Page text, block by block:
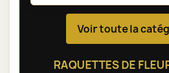
Voir toute la
RAQUETTES DE